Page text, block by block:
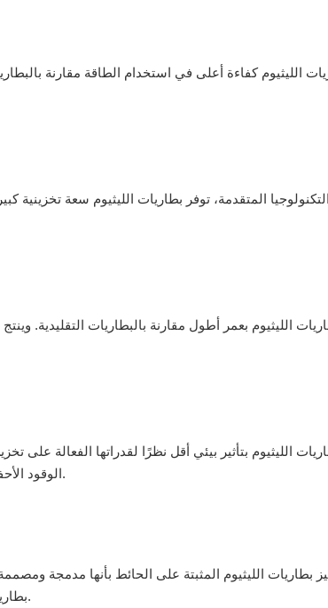
الليثيوم كفاءة أعلى في استخدام الطاقة مقارنة
المتقدمة، توفر بطاريات الليثيوم سعة تخزينية
الليثيوم بعمر أطول مقارنة بالبطاريات التقليدية.
الليثيوم بتأثير بيئي أقل نظرًا لقدراتها الفعالة
الوقود الأحفوري، تساهم هذه البطاريات في تقليل انبعاثات الغازات الدفيئة ودعم بيئة أنظف.
بطاريات الليثيوم المثبتة على الحائط بأنها مدمجة
بطاريات الليثيوم المثبتة على الأرض مساحة أرضية أكبر ولكنها توفر سعة تخزين أعلى.